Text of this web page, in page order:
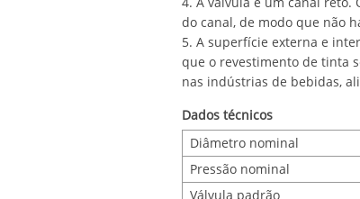
do canal, de modo que não
5. A superfície externa e
que o revestimento de tinta
nas indústrias de bebidas,
Dados técnicos
Diâmetro nominal
Pressão nominal
Válvula padrão